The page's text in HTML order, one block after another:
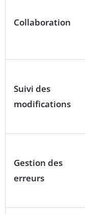
Collaboration
Suivi des
modifications
Gestion des
erreurs